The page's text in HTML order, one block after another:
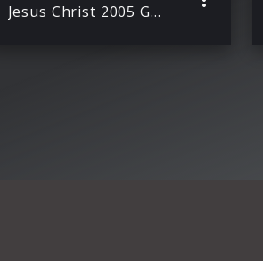
Jesus Christ 2005 God Bless America